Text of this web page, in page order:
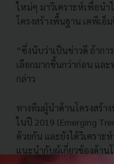
ใหม่ๆ มาวิเคราะห์เพื่อนำ
โครงสร้างพื้นฐาน เคพีเอ็
“ซึ่งนับว่าเป็นข่าวดี ถ้าก
เลือกมากขึ้นกว่าก่อน แล
กล่าว
ทางทีมผู้นำด้านโครงสร้า
ในปี 2019 (Emerging
ด้วยกัน และยังได้วิเคราะ
แนะนำกับผู้เกี่ยวข้องด้าน